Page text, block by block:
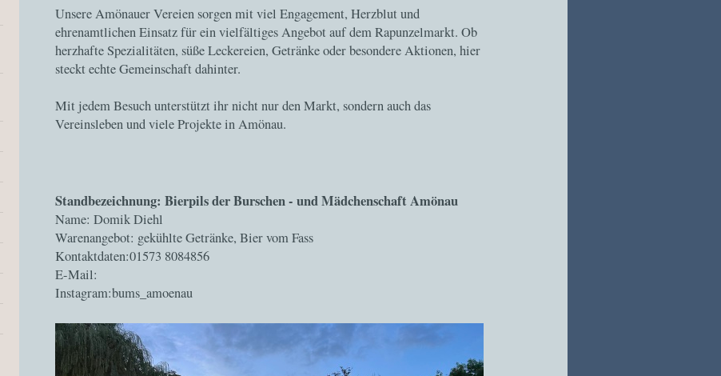
Unsere Amönauer Vereien sorgen mit viel Engagement, Herzblut und
ehrenamtlichen Einsatz für ein vielfältiges Angebot auf dem Rapunzelmarkt. Ob
herzhafte Spezialitäten, süße Leckereien, Getränke oder besondere Aktionen, hier
steckt echte Gemeinschaft dahinter.
Mit jedem Besuch unterstützt ihr nicht nur den Markt, sondern auch das
Vereinsleben und viele Projekte in Amönau.
Standbezeichnung: Bierpils der Burschen - und Mädchenschaft Amönau
Name: Domik Diehl
Warenangebot: gekühlte Getränke, Bier vom Fass
Kontaktdaten:01573 8084856
E-Mail:
Instagram:bums_amoenau